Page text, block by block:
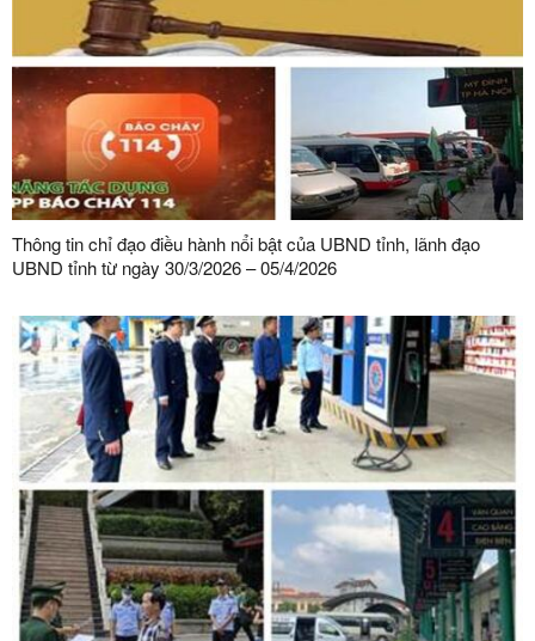
Thông tin chỉ đạo điều hành nổi bật của UBND tỉnh, lãnh đạo
UBND tỉnh từ ngày 30/3/2026 – 05/4/2026